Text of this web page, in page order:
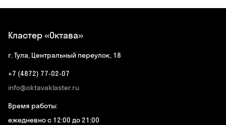
Кластер «Октава»
г. Тула, Центральный переулок, 18
+7 (4872) 77-02-07
info@oktavaklaster.ru
Время работы:
ежедневно с 12:00 до 21:00